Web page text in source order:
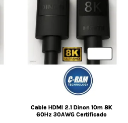
Cable HDMI 2.1 Dinon 10m 8K
60Hz 30AWG Certificado